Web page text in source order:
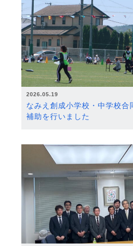
2026.05.19
なみえ創成小学校・中学校合
補助を行いました